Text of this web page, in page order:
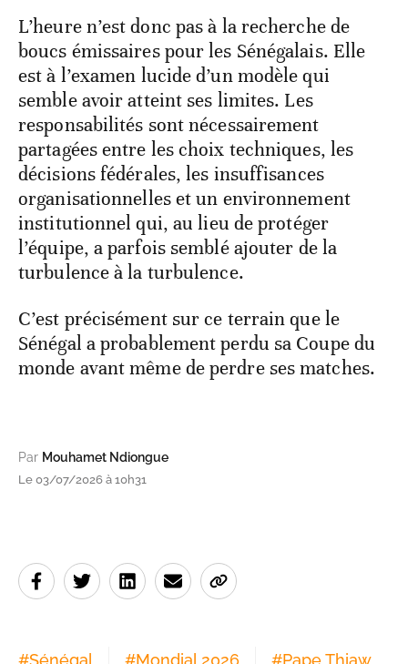
L’heure n’est donc pas à la recherche de
boucs émissaires pour les Sénégalais. Elle
est à l’examen lucide d’un modèle qui
semble avoir atteint ses limites. Les
responsabilités sont nécessairement
partagées entre les choix techniques, les
décisions fédérales, les insuffisances
organisationnelles et un environnement
institutionnel qui, au lieu de protéger
l’équipe, a parfois semblé ajouter de la
turbulence à la turbulence.
C’est précisément sur ce terrain que le
Sénégal a probablement perdu sa Coupe du
monde avant même de perdre ses matches.
Par Mouhamet Ndiongue
Le 03/07/2026 à 10h31
#Sénégal #Mondial 2026 #Pape Thiaw